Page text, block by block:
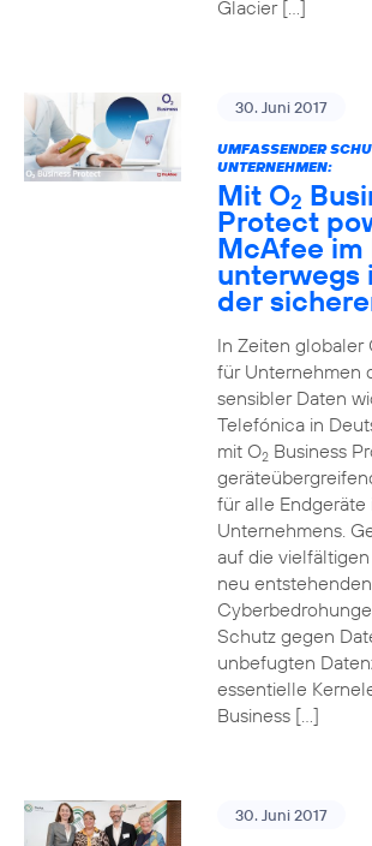
Glacier […]
30. Juni 2017
UMFASSENDER
UNTERNEHMEN:
Mit O2
Protect
McAfee im
unterwegs
der
In Zeiten globaler
für Unternehmen
sensibler Daten
Telefónica in
mit O2Business
für alle
Unternehmens.
auf die
neu entstehenden
Schutz gegen
unbefugten
essentielle
Business […]
30. Juni 2017